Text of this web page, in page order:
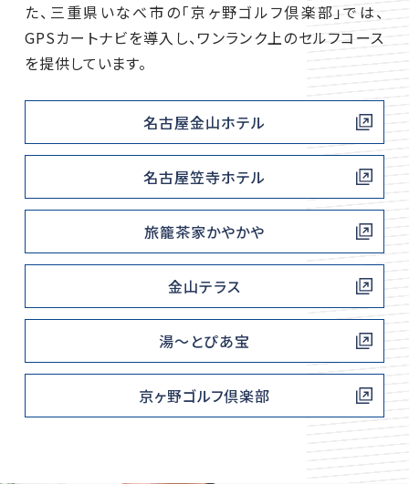
た、三重県いなべ市の「京ヶ野ゴルフ倶楽部」では、
GPSカートナビを導入し、ワンランク上のセルフコース
を提供しています。
名古屋金山ホテル
名古屋笠寺ホテル
旅籠茶家かやかや
金山テラス
湯〜とぴあ宝
京ヶ野ゴルフ倶楽部